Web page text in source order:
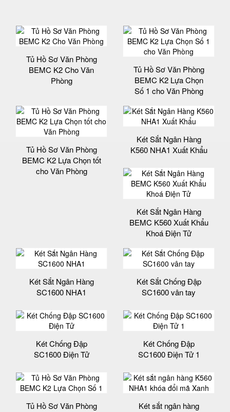
Tủ Hồ Sơ Văn Phòng
BEMC K2 Cho Văn
Phòng
Tủ Hồ Sơ Văn Phòng
BEMC K2 Lựa Chọn
Số 1 cho Văn Phòng
Tủ Hồ Sơ Văn Phòng
BEMC K2 Lựa Chọn tốt
cho Văn Phòng
Két Sắt Ngân Hàng
K560 NHA1 Xuất Khẩu
Két Sắt Ngân Hàng
BEMC K560 Xuất Khẩu
Khoá Điện Tử
Két Sắt Ngân Hàng
SC1600 NHA1
Két Sắt Chống Đập
SC1600 vân tay
Két Chống Đập
SC1600 Điện Tử
Két Chống Đập
SC1600 Điện Tử 1
Tủ Hồ Sơ Văn Phòng
Két sắt ngân hàng